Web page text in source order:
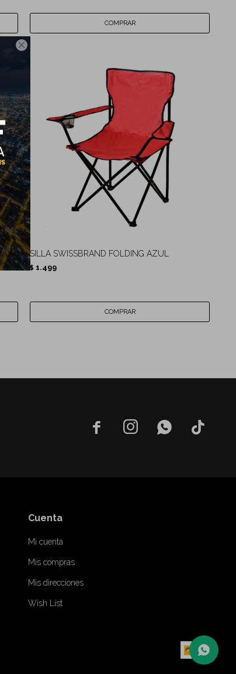

SILLA SWISSBRAND FOLDING AZUL
$ 1.499
   
Cuenta
Mi cuenta
Mis compras
Mis direcciones
Wish List